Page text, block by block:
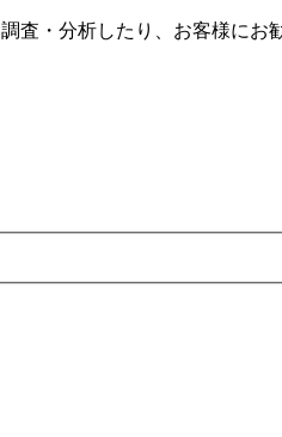
査・分析したり、お客様にお